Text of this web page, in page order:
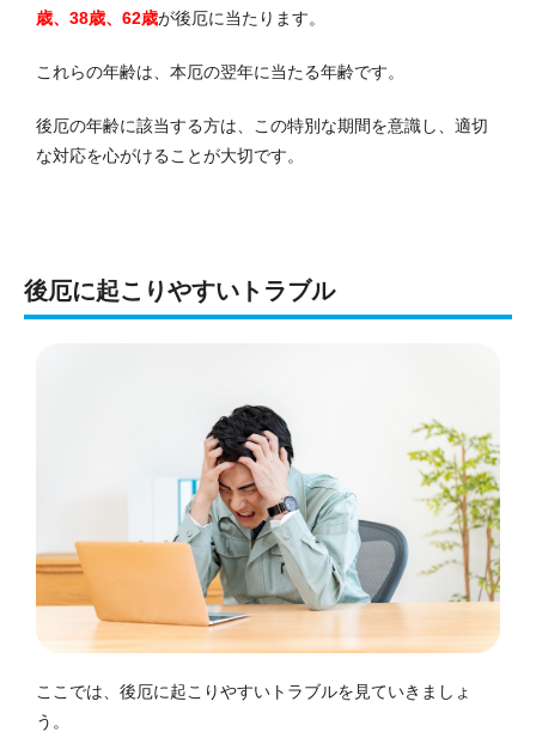
歳、38歳、62歳が後厄に当たります。
これらの年齢は、本厄の翌年に当たる年齢です。
後厄の年齢に該当する方は、この特別な期間を意識し、適切
な対応を心がけることが大切です。
後厄に起こりやすいトラブル
ここでは、後厄に起こりやすいトラブルを見ていきましょ
う。